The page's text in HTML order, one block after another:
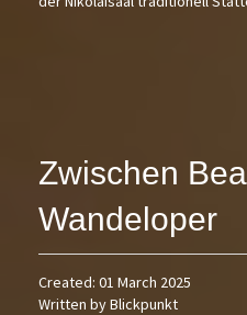
Zwischen
Wandeloper
Created: 01 March 2025
Written by Blickpunkt